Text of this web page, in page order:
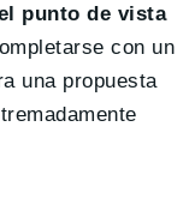
punto de vista
con un
una propuesta